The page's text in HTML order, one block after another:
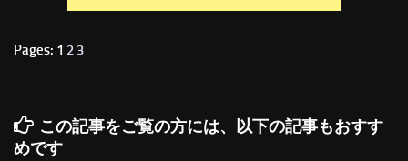
Pages: 1 2 3
この記事をご覧の方には、以下の記事もおすす
めです